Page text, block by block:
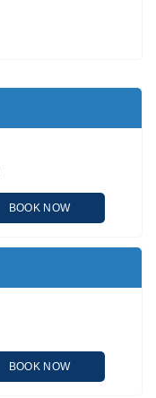
BOOK NOW
BOOK NOW